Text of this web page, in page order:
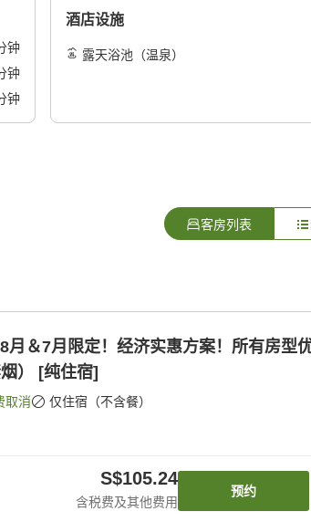
钟
钟
钟
酒店设施
露天浴池（温泉）
客房列表
月＆7月限定！经济实惠方案！所有房型
） [纯住宿]
取消 仅住宿（不含餐）
S$105.24
含税费及其他费用
预约